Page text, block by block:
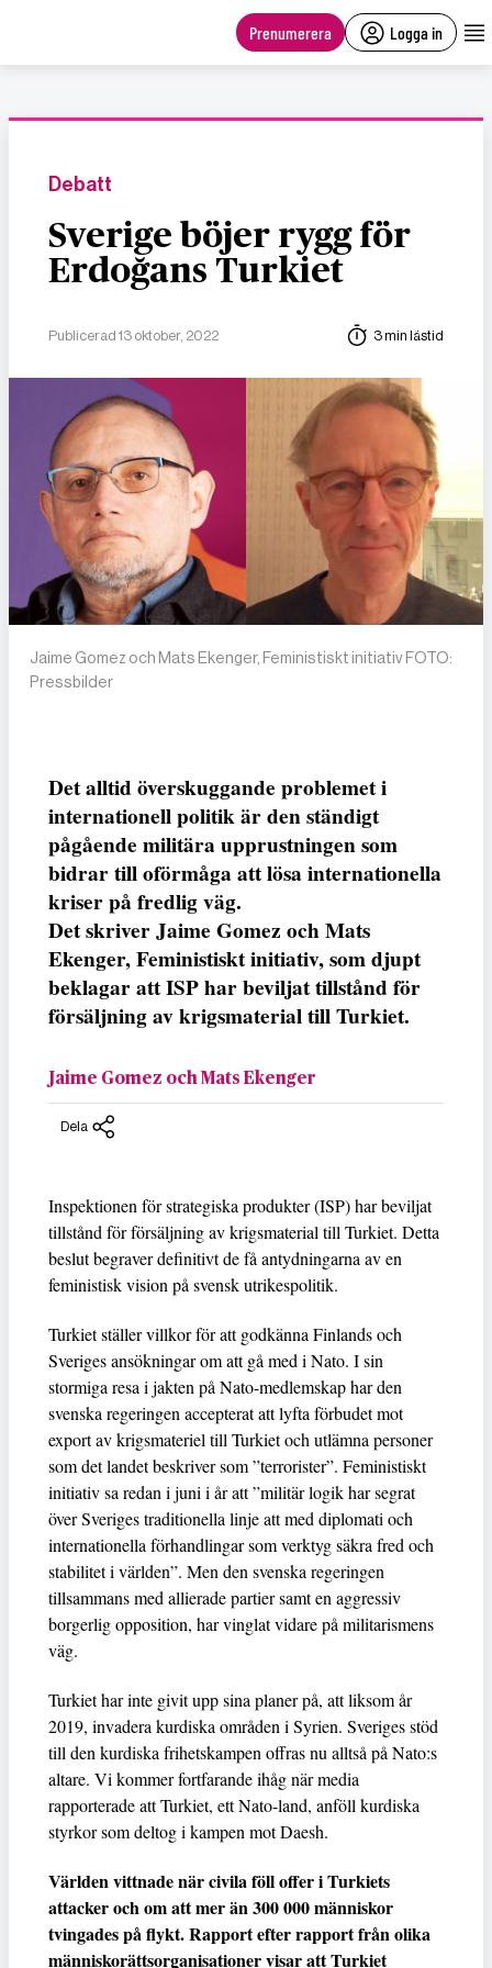
Prenumerera Logga in
Debatt
Sverige böjer rygg för
Erdoğans Turkiet
Publicerad 13 oktober, 2022 3 min lästid
Jaime Gomez och Mats Ekenger, Feministiskt initiativ FOTO:
Pressbilder
Det alltid överskuggande problemet i
internationell politik är den ständigt
pågående militära upprustningen som
bidrar till oförmåga att lösa internationella
kriser på fredlig väg.
Det skriverJaime Gomez ochMats
Ekenger,Feministiskt initiativ, som djupt
beklagar att ISP har beviljat tillstånd för
försäljning av krigsmaterial till Turkiet.
Jaime Gomez och Mats Ekenger
Dela
Inspektionen för strategiska produkter (ISP) har beviljat
tillstånd för försäljning av krigsmaterial till Turkiet. Detta
beslut begraver definitivt de få antydningarna av en
feministisk vision på svensk utrikespolitik.
Turkiet ställer villkor för att godkänna Finlands och
Sveriges ansökningar om att gå med i Nato. I sin
stormiga resa i jakten på Nato-medlemskap har den
svenska regeringen accepterat att lyfta förbudet mot
export av krigsmateriel till Turkiet och utlämna personer
som det landet beskriver som ”terrorister”. Feministiskt
initiativ sa redan i juni i år att ”militär logik har segrat
över Sveriges traditionella linje att med diplomati och
internationella förhandlingar som verktyg säkra fred och
stabilitet i världen”. Men den svenska regeringen
tillsammans med allierade partier samt en aggressiv
borgerlig opposition, har vinglat vidare på militarismens
väg.
Turkiet har inte givit upp sina planer på, att liksom år
2019, invadera kurdiska områden i Syrien. Sveriges stöd
till den kurdiska frihetskampen offras nu alltså på Nato:s
altare. Vi kommer fortfarande ihåg när media
rapporterade att Turkiet, ett Nato-land, anföll kurdiska
styrkor som deltog i kampen mot Daesh.
Världen vittnade när civila föll offer i Turkiets
attacker och om att mer än 300 000 människor
tvingades på flykt. Rapport efter rapport från olika
människorättsorganisationer visar att Turkiet